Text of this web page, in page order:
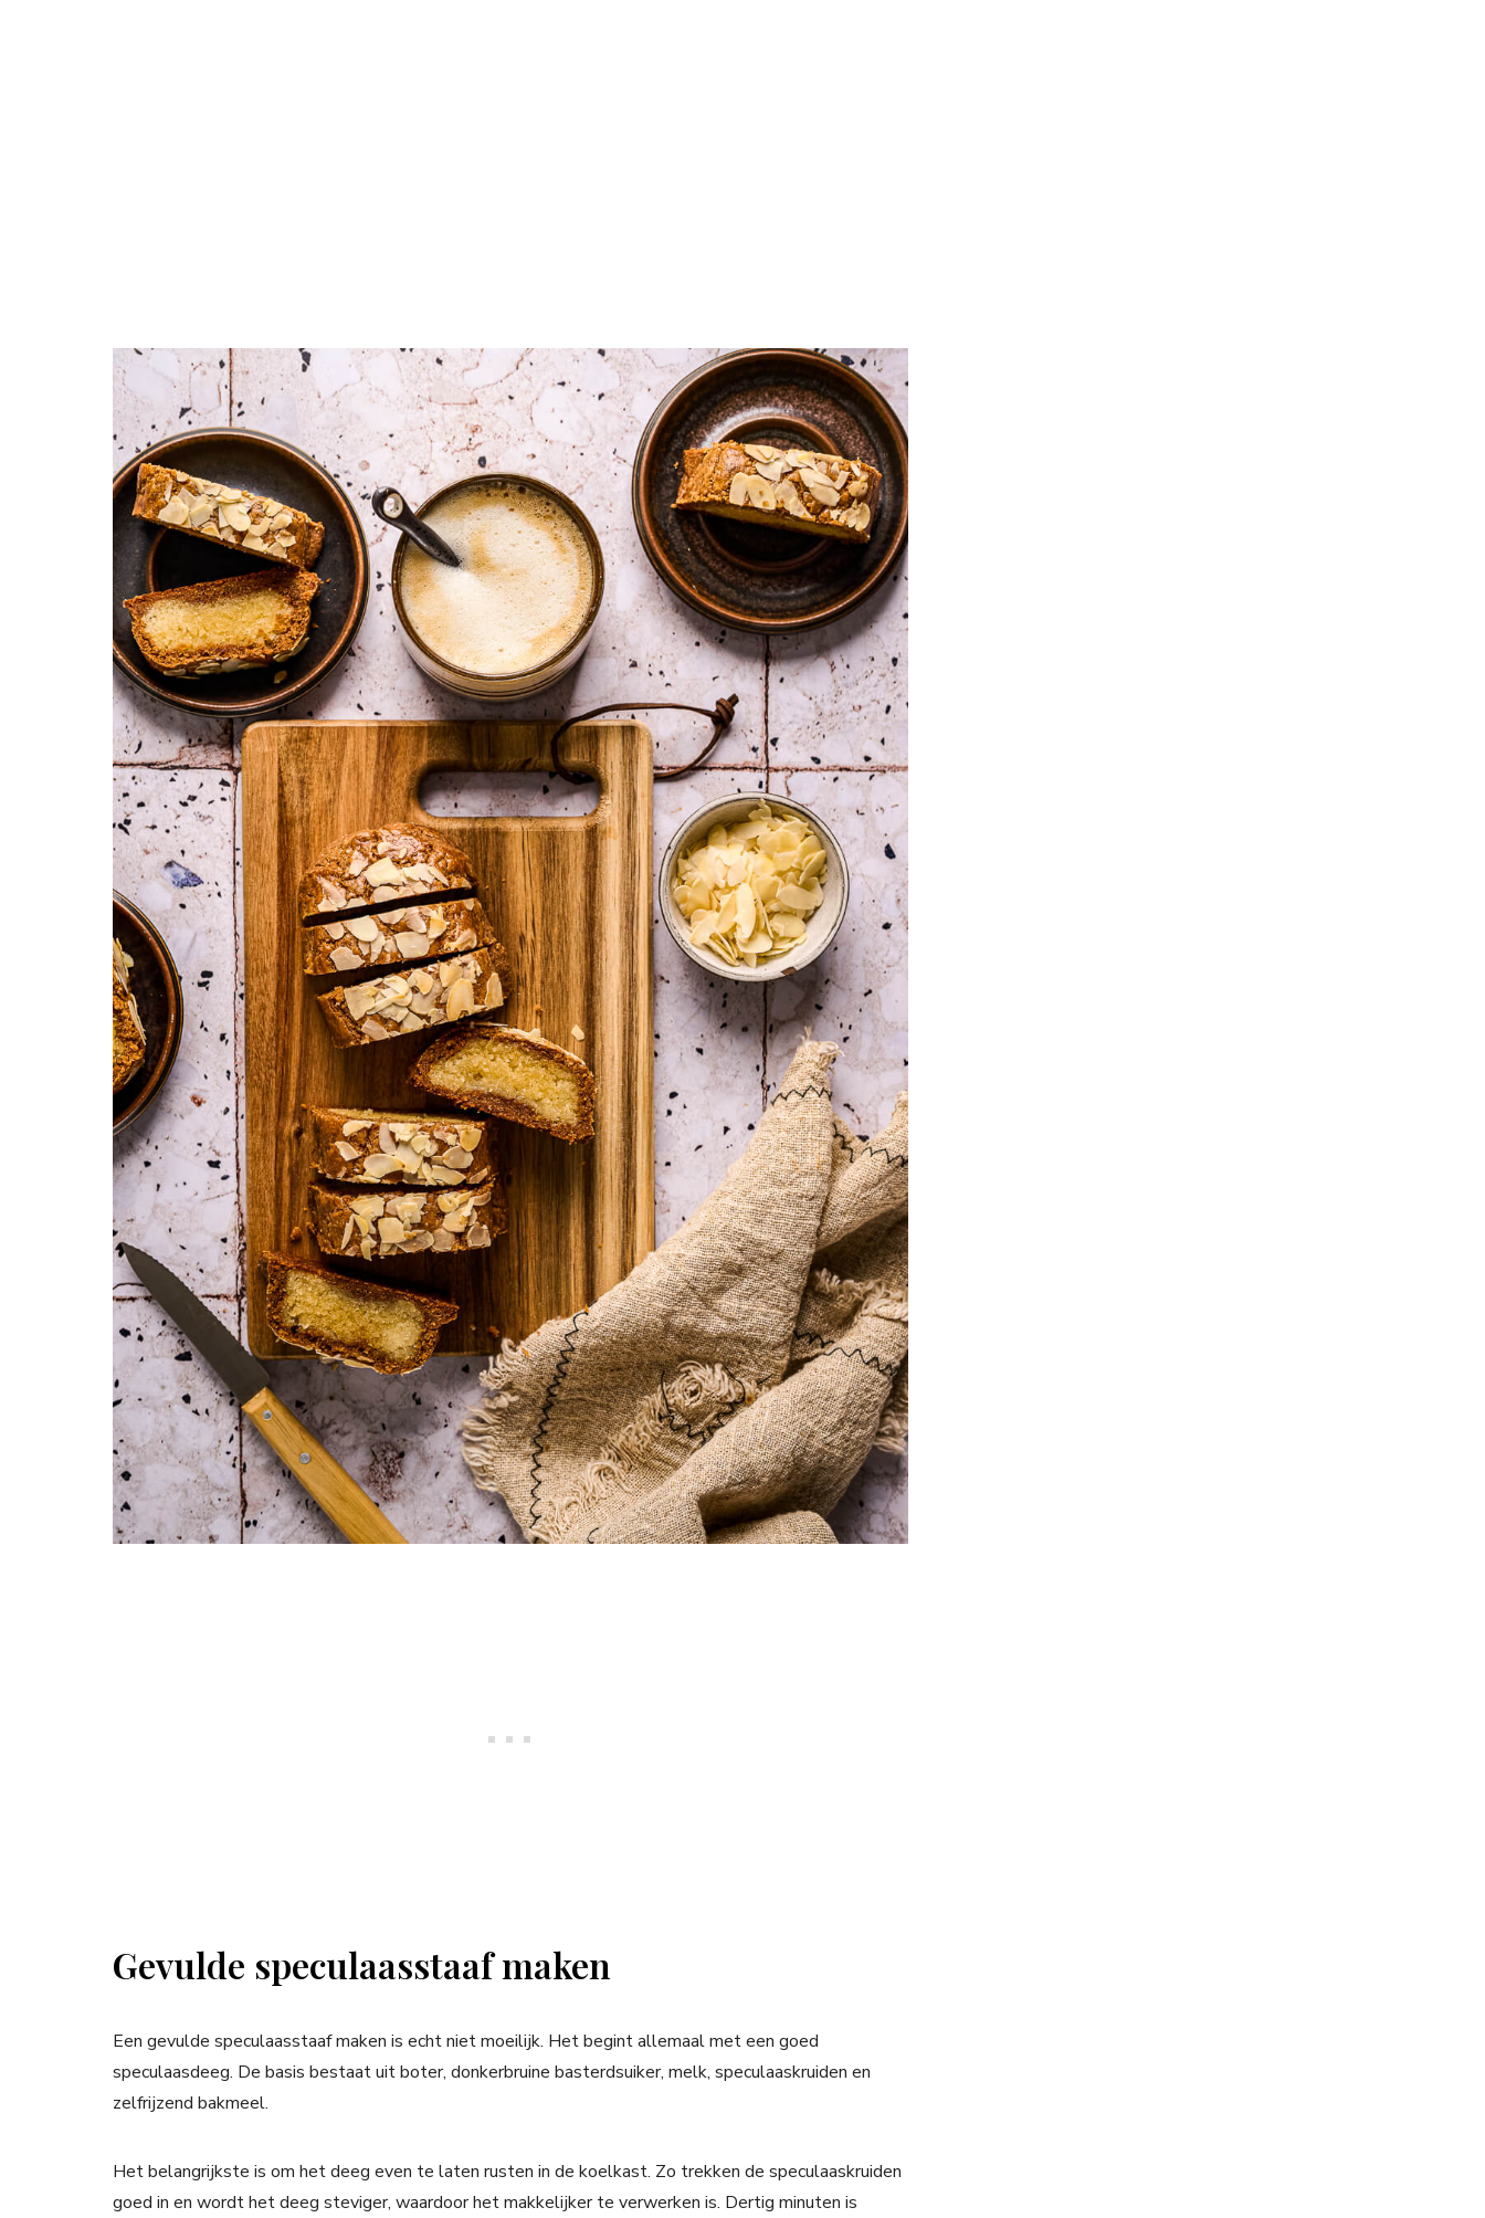
Gevulde speculaasstaaf maken
Een gevulde speculaasstaaf maken is echt niet moeilijk. Het begint allemaal met een goed
speculaasdeeg. De basis bestaat uit boter, donkerbruine basterdsuiker, melk, speculaaskruiden en
zelfrijzend bakmeel.
Het belangrijkste is om het deeg even te laten rusten in de koelkast. Zo trekken de speculaaskruiden
goed in en wordt het deeg steviger, waardoor het makkelijker te verwerken is. Dertig minuten is